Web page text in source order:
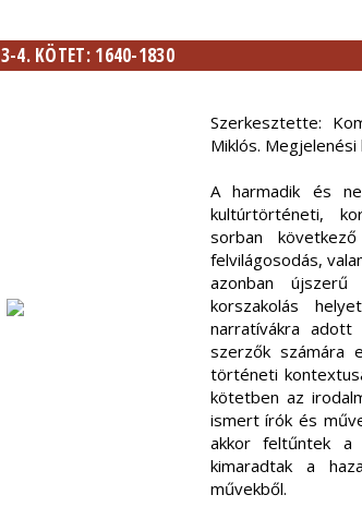
3-4. KÖTET: 1640-1830
Szerkesztette:
Miklós.
A harmadik és
kultúrtörténeti,
sorban
felvilágosodás,
azonban
korszakolás
narratívákra adott
szerzők számára
történeti
kötetben az
ismert írók és
akkor feltűntek a
kimaradtak a
művekből.